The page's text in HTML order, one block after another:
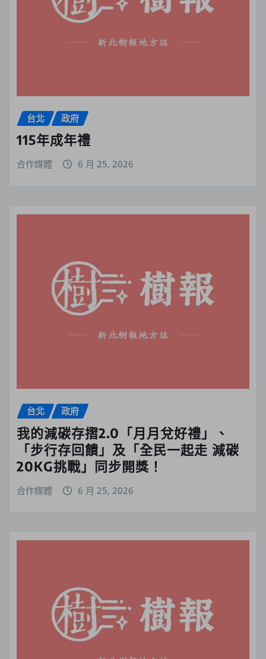
台北 政府
115年成年禮
合作媒體 6 月 25, 2026
台北 政府
我的減碳存摺2.0「月月兌好禮」、
「步行存回饋」及「全民一起走 減碳
20KG挑戰」同步開獎！
合作媒體 6 月 25, 2026